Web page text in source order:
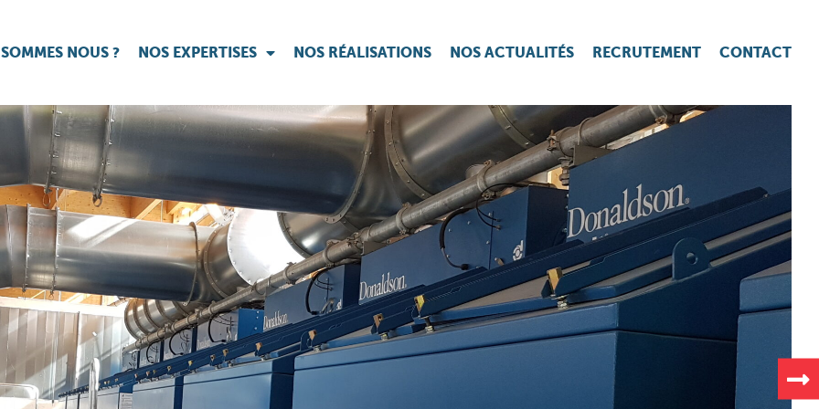
NOUS ? NOS EXPERTISES NOS RÉALISATIONS NOS ACTUALITÉS RECRUTEMENT CONTACT